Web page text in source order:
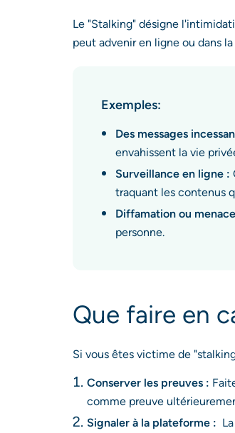
Le "Stalking" désigne
peut advenir en ligne ou dans
Exemples:
Des messages
envahissent la vie
Surveillance en ligne :
traquant les contenus
Diffamation ou
personne.
Que faire en
Si vous êtes victime de
Conserver les preuves :
comme preuve
Signaler à la plateforme :